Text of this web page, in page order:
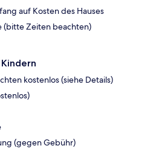
auf Kosten des Hauses
(bitte Zeiten beachten)
kostenlos (siehe Details)
(gegen Gebühr)